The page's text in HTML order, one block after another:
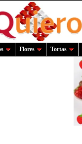
Flores Tortas